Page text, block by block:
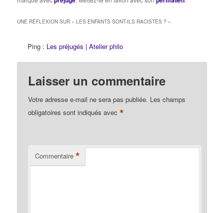
UNE RÉFLEXION SUR «LES ENFANTS SONT-ILS RACISTES ? »
Ping : Les préjugés | Atelier philo
Laisser un commentaire
Votre adresse e-mail ne sera pas publiée. Les champs
obligatoires sont indiqués avec*
Commentaire *